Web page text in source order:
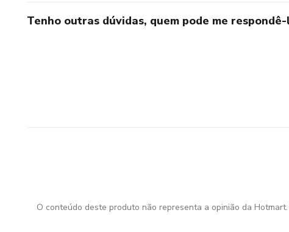
Tenho outras dúvidas, quem pode me respondê-
O conteúdo deste produto não representa a opinião da